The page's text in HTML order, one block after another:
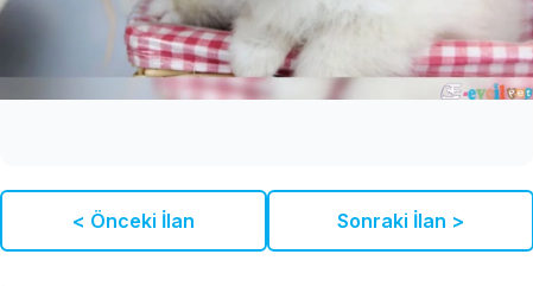
< Önceki İlan Sonraki İlan >